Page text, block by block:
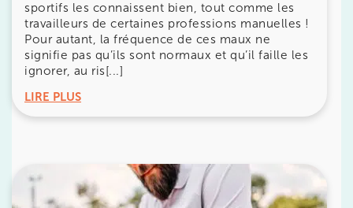
sportifs les connaissent bien, tout comme les
travailleurs de certaines professions manuelles !
Pour autant, la fréquence de ces maux ne
signifie pas qu’ils sont normaux et qu’il faille les
ignorer, au ris[...]
LIRE PLUS
Bénéficiez de l’expertise de Jérôme Augeren
prenant rendez-vous avecses équipesdans votre
cabinetIK – Institut Kinésithérapiele plus proche
de chez vous ou chezKOSS, votre allié sport du
quotidien.
IK PARIS 16 – TROCADÉRO
8 Av. de Camoens 75116 Paris